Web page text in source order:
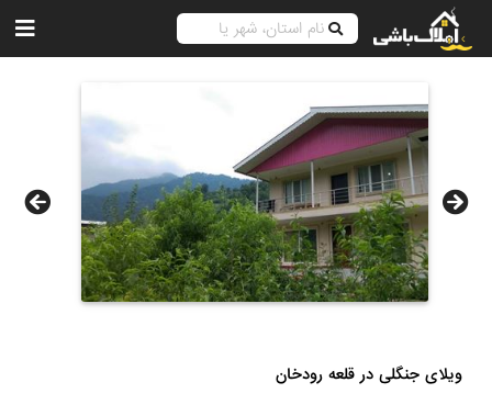
ویلای جنگلی در قلعه رودخان